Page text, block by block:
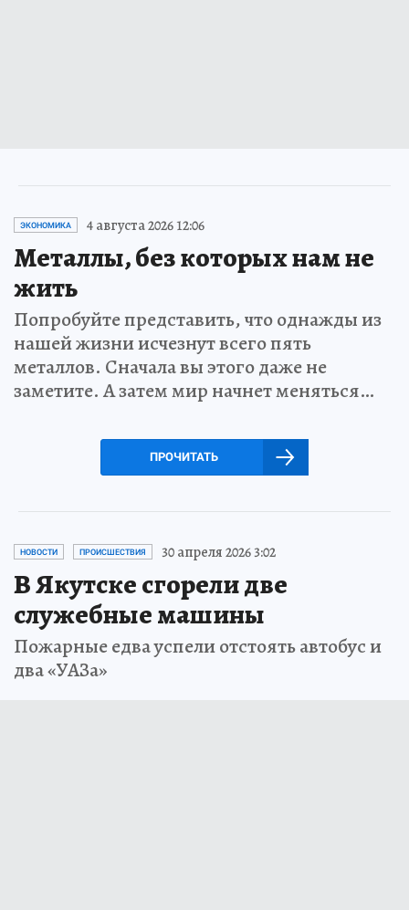
ЭКОНОМИКА 4 августа 2026 12:06
Металлы, без которых нам не
жить
Попробуйте представить, что однажды из
нашей жизни исчезнут всего пять
металлов. Сначала вы этого даже не
заметите. А затем мир начнет меняться…
ПРОЧИТАТЬ
НОВОСТИ ПРОИСШЕСТВИЯ 30 апреля 2026 3:02
В Якутске сгорели две
служебные машины
Пожарные едва успели отстоять автобус и
два «УАЗа»